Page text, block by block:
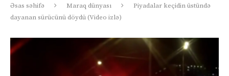
Əsas səhifə Maraq dünyası
Piyadalar keçidin üstündə
dayanan sürücünü döydü (Video izlə)